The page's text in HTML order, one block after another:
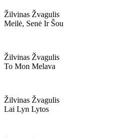
Žilvinas Žvagulis
Meilė, Senė Ir Šou
Žilvinas Žvagulis
To Mon Melava
Žilvinas Žvagulis
Lai Lyn Lytos